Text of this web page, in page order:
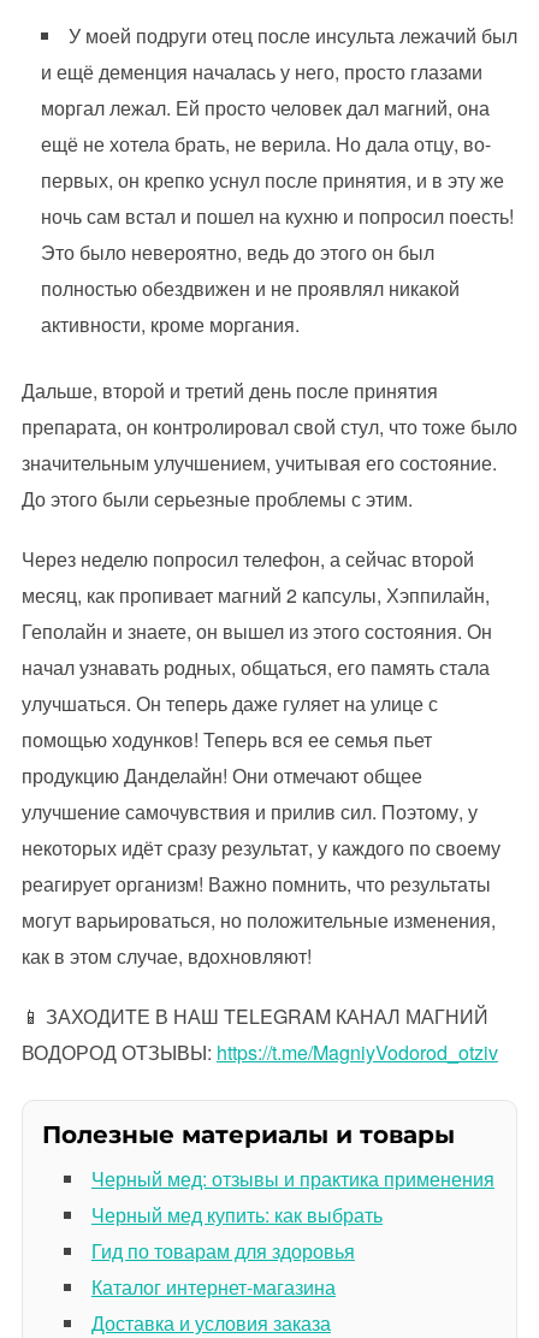
У моей подруги отец после инсульта лежачий был
и ещё деменция началась у него, просто глазами
моргал лежал. Ей просто человек дал магний, она
ещё не хотела брать, не верила. Но дала отцу, во-
первых, он крепко уснул после принятия, и в эту же
ночь сам встал и пошел на кухню и попросил поесть!
Это было невероятно, ведь до этого он был
полностью обездвижен и не проявлял никакой
активности, кроме моргания.
Дальше, второй и третий день после принятия
препарата, он контролировал свой стул, что тоже было
значительным улучшением, учитывая его состояние.
До этого были серьезные проблемы с этим.
Через неделю попросил телефон, а сейчас второй
месяц, как пропивает магний 2 капсулы, Хэппилайн,
Геполайн и знаете, он вышел из этого состояния. Он
начал узнавать родных, общаться, его память стала
улучшаться. Он теперь даже гуляет на улице с
помощью ходунков! Теперь вся ее семья пьет
продукцию Данделайн! Они отмечают общее
улучшение самочувствия и прилив сил. Поэтому, у
некоторых идёт сразу результат, у каждого по своему
реагирует организм! Важно помнить, что результаты
могут варьироваться, но положительные изменения,
как в этом случае, вдохновляют!
📱 ЗАХОДИТЕ В НАШ TELEGRAM КАНАЛ МАГНИЙ
ВОДОРОД ОТЗЫВЫ: https://t.me/MagniyVodorod_otziv
Полезные материалы и товары
Черный мед: отзывы и практика применения
Черный мед купить: как выбрать
Гид по товарам для здоровья
Каталог интернет-магазина
Доставка и условия заказа